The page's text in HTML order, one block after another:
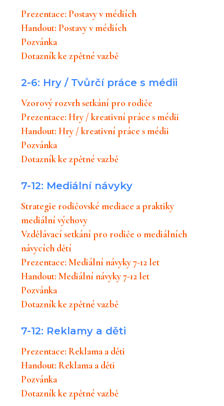
Prezentace: Postavy v médiích
Handout: Postavy v médiích
Pozvánka
Dotazník ke zpětné vazbě
2-6: Hry / Tvůrčí práce s médii
Vzorový rozvrh setkání pro rodiče
Prezentace: Hry / kreativní práce s médii
Handout: Hry / kreativní práce s médii
Pozvánka
Dotazník ke zpětné vazbě
7-12: Mediální návyky
Strategie rodičovské mediace a praktiky
mediální výchovy
Vzdělávací setkání pro rodiče o mediálních
návycích dětí
Prezentace: Mediální návyky 7-12 let
Handout: Mediální návyky 7-12 let
Pozvánka
Dotazník ke zpětné vazbě
7-12: Reklamy a děti
Prezentace: Reklama a děti
Handout: Reklama a děti
Pozvánka
Dotazník ke zpětné vazbě